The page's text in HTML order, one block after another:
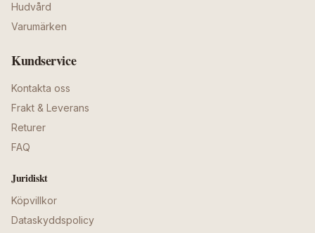
Hudvård
Varumärken
Kundservice
Kontakta oss
Frakt & Leverans
Returer
FAQ
Juridiskt
Köpvillkor
Dataskyddspolicy